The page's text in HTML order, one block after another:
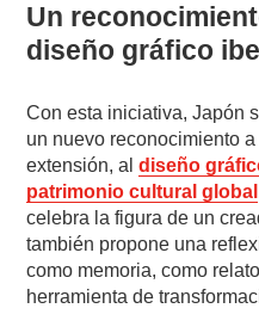
Un
diseño gráfico
Con esta iniciativa, Japón
un nuevo reconocimiento a
extensión, aldiseño
patrimonio cultural global
celebra la figura de un
también propone una
como memoria, como
herramienta de